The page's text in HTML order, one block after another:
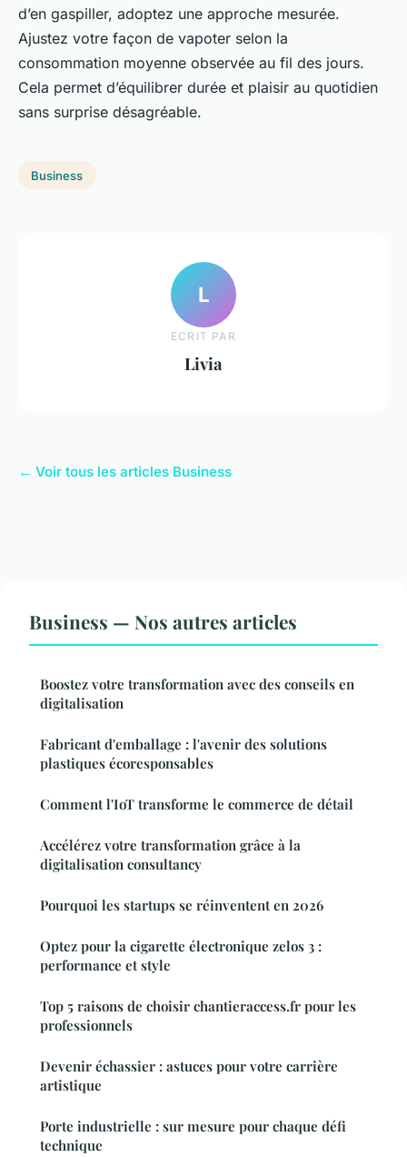
d’en gaspiller, adoptez une approche mesurée.
Ajustez votre façon de vapoter selon la
consommation moyenne observée au fil des jours.
Cela permet d’équilibrer durée et plaisir au quotidien
sans surprise désagréable.
Business
L
ECRIT PAR
Livia
← Voir tous les articles Business
Business — Nos autres articles
Boostez votre transformation avec des conseils en
digitalisation
Fabricant d'emballage : l'avenir des solutions
plastiques écoresponsables
Comment l'IoT transforme le commerce de détail
Accélérez votre transformation grâce à la
digitalisation consultancy
Pourquoi les startups se réinventent en 2026
Optez pour la cigarette électronique zelos 3 :
performance et style
Top 5 raisons de choisir chantieraccess.fr pour les
professionnels
Devenir échassier : astuces pour votre carrière
artistique
Porte industrielle : sur mesure pour chaque défi
technique